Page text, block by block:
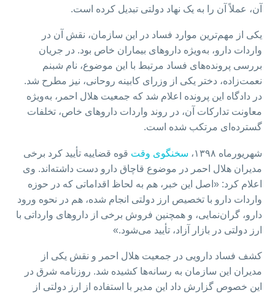
آن، عملاً آن را به یک نهاد دولتی تبدیل کرده است.
یکی از مهم‌ترین موارد فساد در این سازمان، نقش آن در
واردات دارو، به‌ویژه داروهای بیماران خاص بود. در جریان
بررسی پرونده‌های فساد مرتبط با این موضوع، نام شبنم
نعمت‌زاده، دختر یکی از وزرای کابینه روحانی، نیز مطرح شد.
در دادگاه این پرونده اعلام شد که جمعیت هلال احمر، به‌ویژه
معاونت تدارکات آن، در روند واردات داروهای خاص، تخلفات
گسترده‌ای مرتکب شده است.
شهریورماه ۱۳۹۸، سخنگوی وقت قوه قضاییه تأیید کرد برخی
مدیران هلال احمر در موضوع قاچاق دارو دست داشته‌اند. وی
اعلام کرد: «اصل این خبر، هم به لحاظ اقداماتی که در حوزه
واردات دارو با تخصیص ارز دولتی انجام شده، هم در نحوه ورود
دارو، گران‌نمایی، و همچنین فروش برخی از داروهای وارداتی با
ارز دولتی در بازار آزاد، تأیید می‌شود.»
کشف فساد دارویی در جمعیت هلال احمر و نقش یکی از
مدیران این سازمان به رسانه‌ها کشیده شد. روزنامه شرق در
این خصوص گزارش داد این مدیر با استفاده از ارز دولتی از